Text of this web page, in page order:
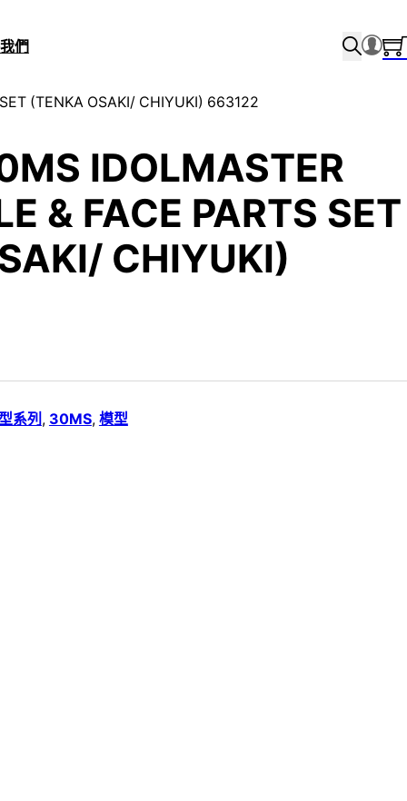
們
(TENKA OSAKI/ CHIYUKI) 663122
IDOLMASTER
& FACE PARTS SET
CHIYUKI)
系列 , 30MS, 模型